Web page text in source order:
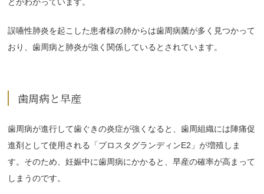
誤嚥性肺炎を起こした患者様の肺からは歯周病菌が多く見つかって
おり、歯周病と肺炎が強く関係しているとされています。
歯周病と早産
歯周病が進行して歯ぐきの炎症が強くなると、歯周組織には陣痛促
進剤として使用される「プロスタグランディンE2」が増殖しま
す。そのため、妊娠中に歯周病にかかると、早産の確率が高まって
しまうのです。